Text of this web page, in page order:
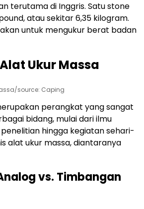
terutama di Inggris. Satu stone
atau sekitar 6,35 kilogram.
untuk mengukur berat badan
Ukur Massa
source: Caping
perangkat yang sangat
bidang, mulai dari ilmu
hingga kegiatan sehari-
alat ukur massa, diantaranya
vs. Timbangan